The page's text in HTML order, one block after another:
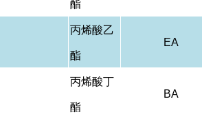
酯
丙烯酸乙
酯
EA
丙烯酸丁
酯
BA